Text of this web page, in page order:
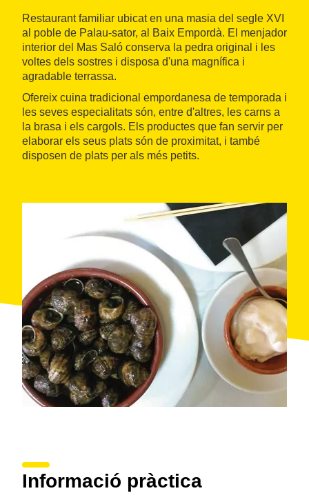
Restaurant familiar ubicat en una masia del segle XVI
al poble de Palau-sator, al Baix Empordà. El menjador
interior del Mas Saló conserva la pedra original i les
voltes dels sostres i disposa d'una magnífica i
agradable terrassa.
Ofereix cuina tradicional empordanesa de temporada i
les seves especialitats són, entre d'altres, les carns a
la brasa i els cargols. Els productes que fan servir per
elaborar els seus plats són de proximitat, i també
disposen de plats per als més petits.
Informació pràctica